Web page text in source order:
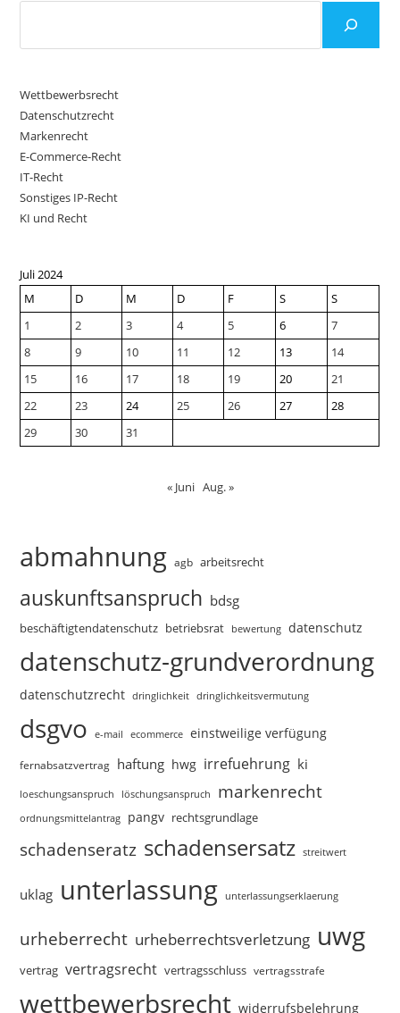
Wettbewerbsrecht
Datenschutzrecht
Markenrecht
E-Commerce-Recht
IT-Recht
Sonstiges IP-Recht
KI und Recht
Juli 2024
M
D M D F S
S
1
2 3 4 5 6
7
8
9 10 11 12 13
14
15
16 17 18 19 20
21
22
23 24 25 26 27
28
29
30 31
« Juni Aug. »
abmahnung agb arbeitsrecht
auskunftsanspruch bdsg
beschäftigtendatenschutz betriebsrat bewertung datenschutz
datenschutz-grundverordnung
datenschutzrecht dringlichkeit dringlichkeitsvermutung
dsgvo e-mail ecommerce einstweilige verfügung
fernabsatzvertrag haftung hwg irrefuehrung ki
loeschungsanspruch löschungsanspruch markenrecht
ordnungsmittelantrag pangv rechtsgrundlage
schadenseratz schadensersatz streitwert
uklag unterlassung unterlassungserklaerung
urheberrecht urheberrechtsverletzung uwg
vertrag vertragsrecht vertragsschluss vertragsstrafe
wettbewerbsrecht widerrufsbelehrung